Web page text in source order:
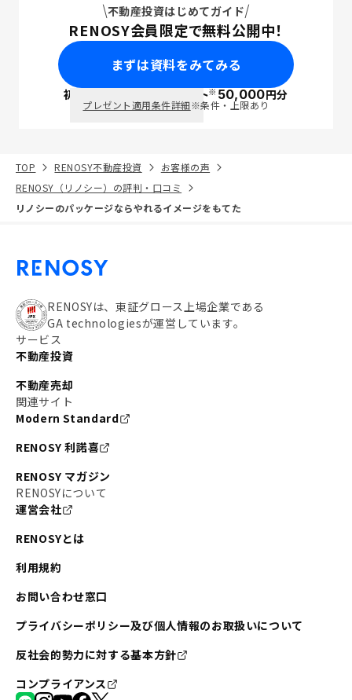
不動産投資はじめてガイド
RENOSY会員限定で無料公開中！
まずは資料をみてみる
初回面談で ポイント※50,000円分
プレゼント適用条件詳細※条件・上限あり
TOP RENOSY不動産投資
お客様の声
RENOSY（リノシー）の評判・口コミ
リノシーのパッケージならやれるイメージをもてた
RENOSYは、東証グロース上場企業である
GA technologiesが運営しています。
サービス
不動産投資
不動産売却
関連サイト
Modern Standard
RENOSY 利諾喜
RENOSY マガジン
RENOSYについて
運営会社
RENOSYとは
利用規約
お問い合わせ窓口
プライバシーポリシー及び個人情報のお取扱いについて
反社会的勢力に対する基本方針
コンプライアンス